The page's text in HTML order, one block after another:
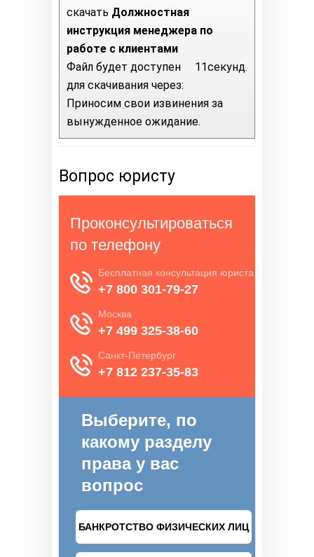
скачать Должностная
инструкция менеджера по
работе с клиентами
Файл будет доступен
для скачивания через:
11секунд.
Приносим свои извинения за
вынужденное ожидание.
Вопрос юристу